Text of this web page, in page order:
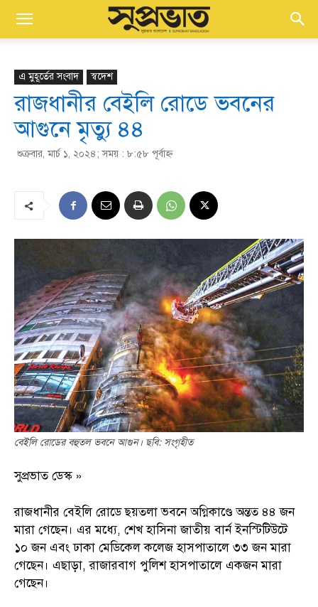
এ মুহূর্তের সংবাদ স্বদেশ
রাজধানীর বেইলি রোডে ভবনের
আগুনে মৃত্যু ৪৪
শুক্রবার, মার্চ ১, ২০২৪; সময় : ৮:৫৮ পূর্বাহ্ণ
বেইলি রোডের বহুতল ভবনে আগুন। ছবি: সংগৃহীত
সুপ্রভাত ডেস্ক »
রাজধানীর বেইলি রোডে ছয়তলা ভবনে অগ্নিকাণ্ডে অন্তত ৪৪ জন
মারা গেছেন। এর মধ্যে, শেখ হাসিনা জাতীয় বার্ন ইনস্টিটিউটে
১০ জন এবং ঢাকা মেডিকেল কলেজ হাসপাতালে ৩৩ জন মারা
গেছেন। এছাড়া, রাজারবাগ পুলিশ হাসপাতালে একজন মারা
গেছেন।